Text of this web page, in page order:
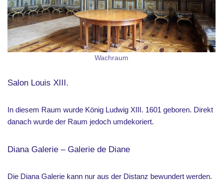
Wachraum
Salon Louis XIII.
In diesem Raum wurde König Ludwig XIII. 1601 geboren. Direkt
danach wurde der Raum jedoch umdekoriert.
Diana Galerie – Galerie de Diane
Die Diana Galerie kann nur aus der Distanz bewundert werden.